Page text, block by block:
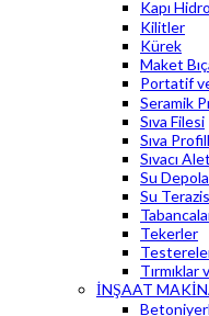
Kapı
Kilitler
Kürek
Maket
Portatif
Seramik
Sıva Filesi
Sıva
Sıvacı
Su
Su
Tekerler
Tırmıklar
İNŞAAT